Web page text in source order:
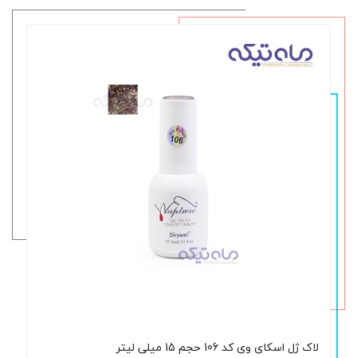
لاک ژل اسکای وی کد 106 حجم 15 میلی لیتر